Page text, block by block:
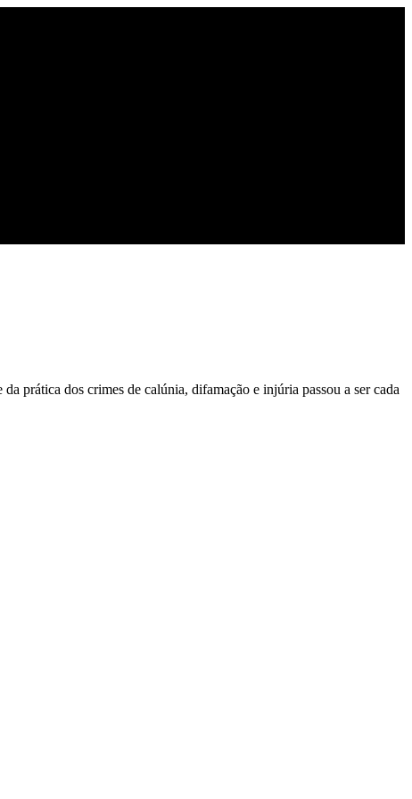
prática dos crimes de calúnia, difamação e injúria passou a ser cada